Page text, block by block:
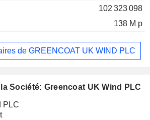
102 323 098
138 M p
de GREENCOAT UK WIND PLC
Société: Greencoat UK Wind PLC
PLC